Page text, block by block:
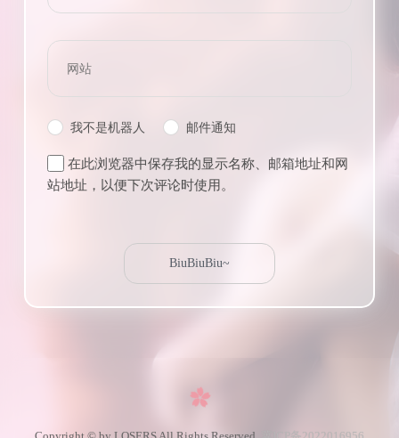
我不是机器人 邮件通知
在此浏览器中保存我的显示名称、邮箱地址和网
站地址，以便下次评论时使用。